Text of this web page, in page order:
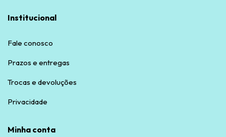
Institucional
Fale conosco
Prazos e entregas
Trocas e devoluções
Privacidade
Minha conta